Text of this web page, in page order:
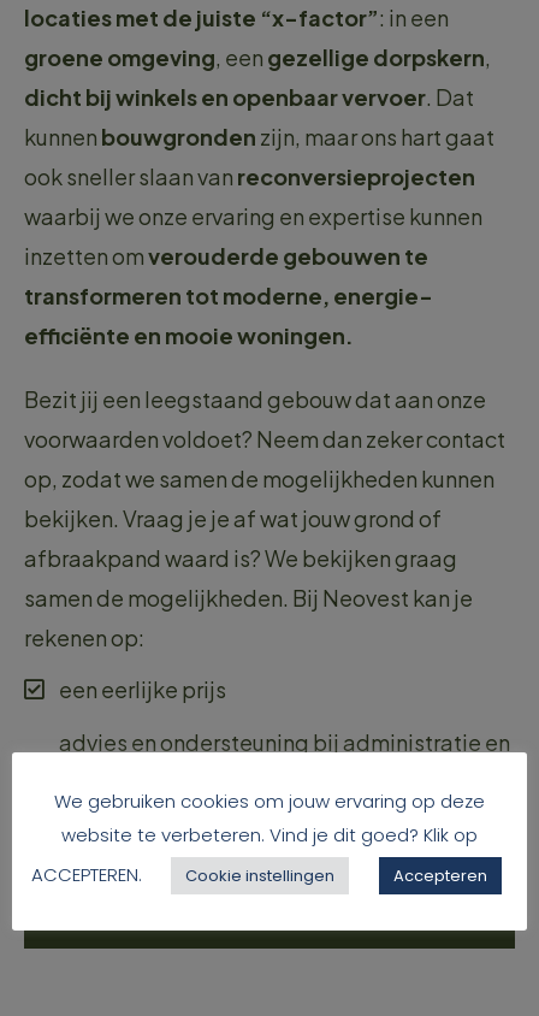
locaties met de juiste “x-factor”: in een
groene omgeving, een gezellige dorpskern,
dicht bij winkels en openbaar vervoer. Dat
kunnen bouwgronden zijn, maar ons hart gaat
ook sneller slaan van reconversieprojecten
waarbij we onze ervaring en expertise kunnen
inzetten omverouderde gebouwen te
transformeren tot moderne, energie-
efficiënte en mooie woningen.
Bezit jij een leegstaand gebouw dat aan onze
voorwaarden voldoet? Neem dan zeker contact
op, zodat we samen de mogelijkheden kunnen
bekijken. Vraag je je af wat jouw grond of
afbraakpand waard is? We bekijken graag
samen de mogelijkheden. Bij Neovest kan je
rekenen op:
een eerlijke prijs
advies en ondersteuning bij administratie en
mogelijkheden zoals een ruilovereenkomst
Maak een afspraak en kom meer te
weten
We gebruiken cookies om jouw ervaring op deze
website te verbeteren. Vind je dit goed? Klik op
ACCEPTEREN.
Cookie instellingen Accepteren